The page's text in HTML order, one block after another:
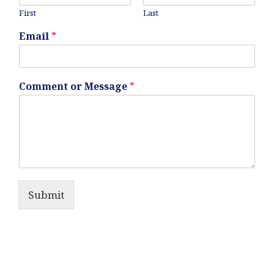
First Last
Email *
Comment or Message *
Submit